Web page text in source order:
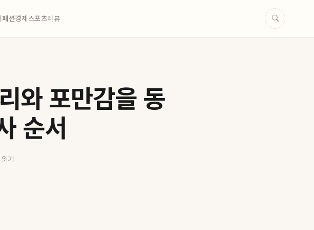
패션경제스포츠리뷰
와 포만감을 동
순서
기